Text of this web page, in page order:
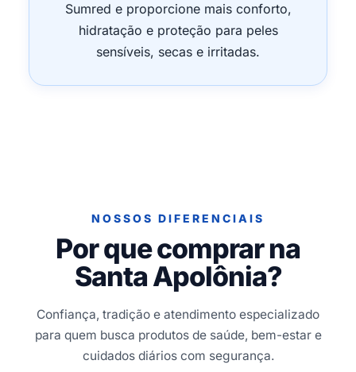
Sumred e proporcione mais conforto,
hidratação e proteção para peles
sensíveis, secas e irritadas.
NOSSOS DIFERENCIAIS
Por que comprar na
Santa Apolônia?
Confiança, tradição e atendimento especializado
para quem busca produtos de saúde, bem-estar e
cuidados diários com segurança.